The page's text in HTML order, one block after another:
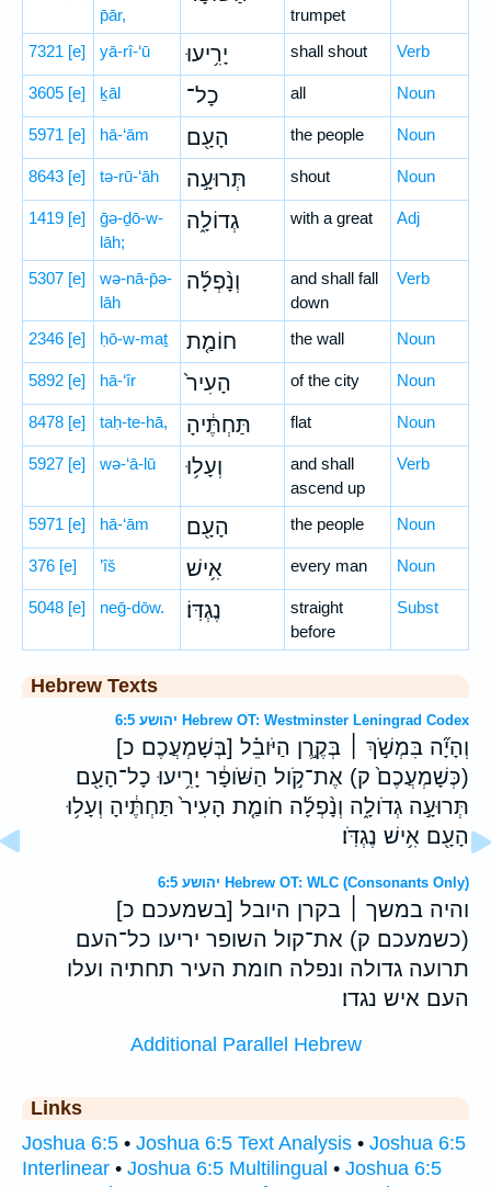
p̄ār,
trumpet
7321 [e] yā-rî-‘ū יָרִ֥יעוּ shall shout Verb
3605 [e] ḵāl כָל־ all Noun
5971 [e] hā-‘ām הָעָ֖ם the people Noun
8643 [e] tə-rū-‘āh תְּרוּעָ֣ה shout Noun
1419 [e]
ḡə-ḏō-w-
lāh;
גְדוֹלָ֑ה with a great Adj
5307 [e]
wə-nā-p̄ə-
lāh
וְנָ֨פְלָ֜ה
and shall fall
down
Verb
2346 [e] ḥō-w-maṯ חוֹמַ֤ת the wall Noun
5892 [e] hā-‘îr הָעִיר֙ of the city Noun
8478 [e] taḥ-te-hā, תַּחְתֶּ֔יהָ flat Noun
5927 [e] wə-‘ā-lū וְעָל֥וּ
and shall
ascend up
Verb
5971 [e] hā-‘ām הָעָ֖ם the people Noun
376 [e] ’îš אִ֥ישׁ every man Noun
5048 [e] neḡ-dōw. נֶגְדּֽוֹ׃
straight
before
Subst
Hebrew Texts
יהושע 6:5 Hebrew OT: Westminster Leningrad Codex
וְהָיָ֞ה בִּמְשֹׁ֣ךְ ׀ בְּקֶ֣רֶן הַיֹּובֵ֗ל [בְּשָׁמְעֲכֶם כ]
(כְּשָׁמְעֲכֶם֙ ק) אֶת־קֹ֣ול הַשֹּׁופָ֔ר יָרִ֥יעוּ כָל־הָעָ֖ם
תְּרוּעָ֣ה גְדֹולָ֑ה וְנָ֨פְלָ֜ה חֹומַ֤ת הָעִיר֙ תַּחְתֶּ֔יהָ וְעָל֥וּ
הָעָ֖ם אִ֥ישׁ נֶגְדֹּֽו׃
יהושע 6:5 Hebrew OT: WLC (Consonants Only)
והיה במשך ׀ בקרן היובל [בשמעכם כ]
(כשמעכם ק) את־קול השופר יריעו כל־העם
תרועה גדולה ונפלה חומת העיר תחתיה ועלו
העם איש נגדו׃
Additional Parallel Hebrew
Links
Joshua 6:5 • Joshua 6:5 Text Analysis • Joshua 6:5
Interlinear • Joshua 6:5 Multilingual • Joshua 6:5